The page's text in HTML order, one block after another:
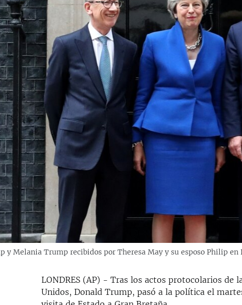
y Melania Trump recibidos por Theresa May y su esposo Philip en
LONDRES (AP) - Tras los actos protocolarios de
Unidos, Donald Trump, pasó a la política el